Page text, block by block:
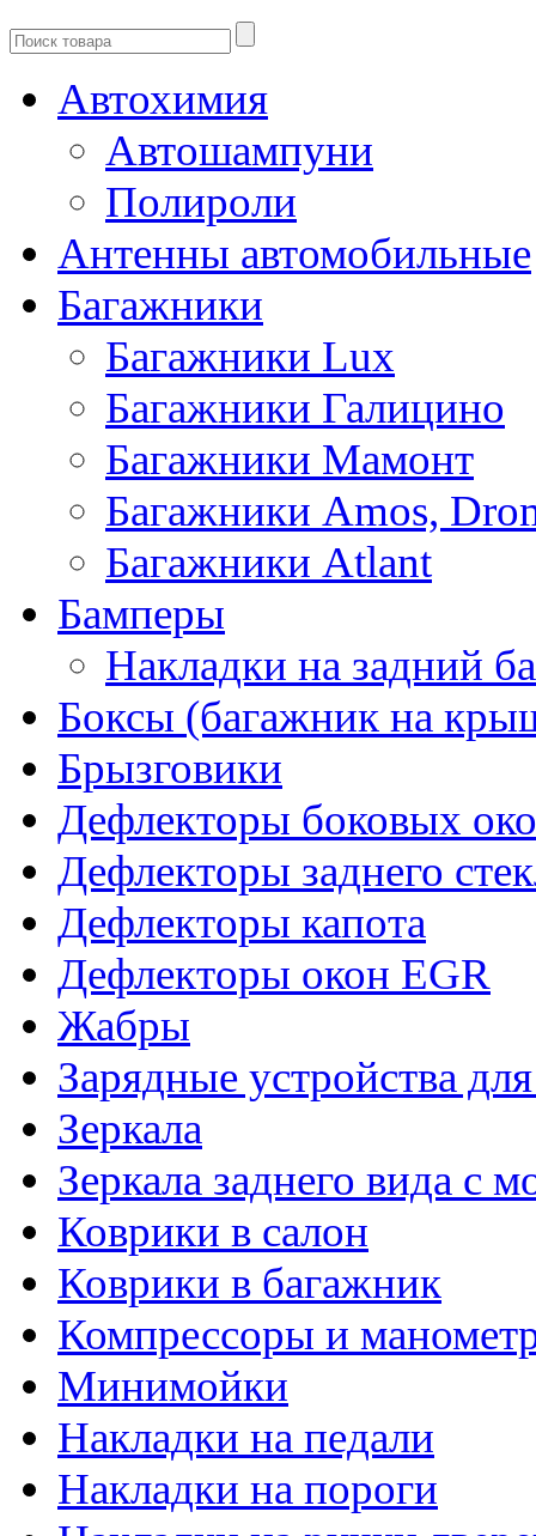
Автохимия
Автошампуни
Полироли
Антенны автомобильные
Багажники
Багажники Lux
Багажники Галицино
Багажники Мамонт
Багажники Amos,
Багажники Atlant
Бамперы
Накладки на задний
Боксы (багажник на
Брызговики
Дефлекторы боковых
Дефлекторы заднего
Дефлекторы капота
Дефлекторы окон EGR
Жабры
Зарядные устройства
Зеркала
Зеркала заднего вида с
Коврики в салон
Коврики в багажник
Компрессоры и
Минимойки
Накладки на педали
Накладки на пороги